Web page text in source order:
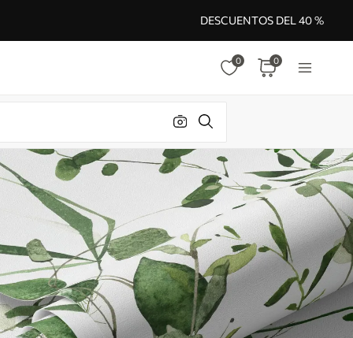
DESCUENTOS DEL 40 %
0 0